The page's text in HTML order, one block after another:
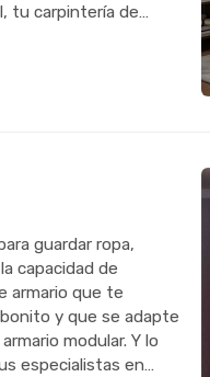
tu carpintería de
guardar ropa,
capacidad de
armario que te
y que se adapte
modular. Y lo
especialistas en